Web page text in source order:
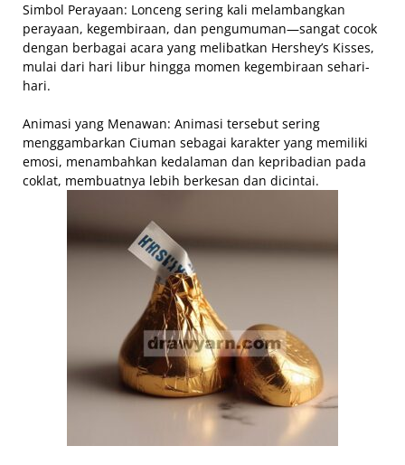
Simbol Perayaan: Lonceng sering kali melambangkan
perayaan, kegembiraan, dan pengumuman—sangat cocok
dengan berbagai acara yang melibatkan Hershey’s Kisses,
mulai dari hari libur hingga momen kegembiraan sehari-
hari.
Animasi yang Menawan: Animasi tersebut sering
menggambarkan Ciuman sebagai karakter yang memiliki
emosi, menambahkan kedalaman dan kepribadian pada
coklat, membuatnya lebih berkesan dan dicintai.